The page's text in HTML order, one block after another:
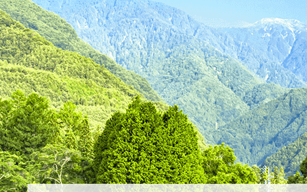
た
つ
映
え
る
ま
ち